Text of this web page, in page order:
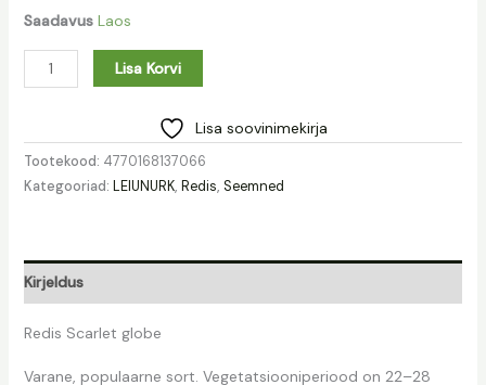
Saadavus Laos
Lisa Korvi
Lisa soovinimekirja
Tootekood: 4770168137066
Kategooriad: LEIUNURK, Redis, Seemned
Kirjeldus
Redis Scarlet globe
Varane, populaarne sort. Vegetatsiooniperiood on 22–28